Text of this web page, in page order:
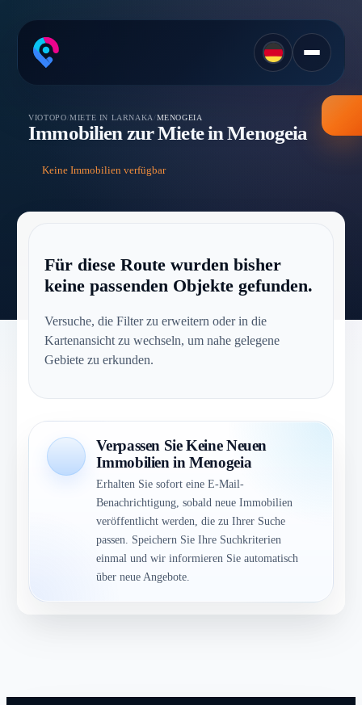
VIOTOPO/MIETE IN LARNAKA /MENOGEIA
Immobilien zur Miete in Menogeia
Keine Immobilien verfügbar
Für diese Route wurden bisher
keine passenden Objekte gefunden.
Versuche, die Filter zu erweitern oder in die
Kartenansicht zu wechseln, um nahe gelegene
Gebiete zu erkunden.
Verpassen Sie Keine Neuen
Immobilien in Menogeia
Erhalten Sie sofort eine E-Mail-
Benachrichtigung, sobald neue Immobilien
veröffentlicht werden, die zu Ihrer Suche
passen. Speichern Sie Ihre Suchkriterien
einmal und wir informieren Sie automatisch
über neue Angebote.